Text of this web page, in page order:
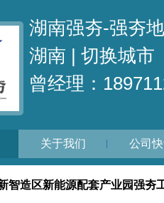
湖南强夯-强夯
湖南 | 切换城市
曾经理：
关于我们 公司
智造区新能源配套产业园强夯